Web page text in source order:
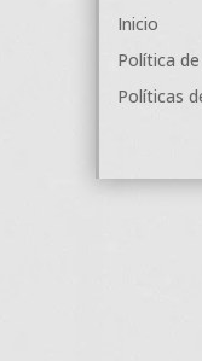
Inicio
Política
Políticas